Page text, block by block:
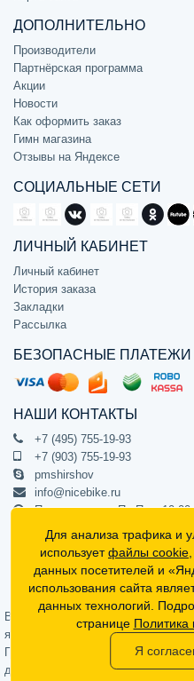
ДОПОЛНИТЕЛЬНО
Производители
Партнёрская программа
Акции
Новости
Как оформить заказ
Гимн магазина
Отзывы на Яндексе
СОЦИАЛЬНЫЕ СЕТИ
ЛИЧНЫЙ КАБИНЕТ
Личный кабинет
История заказа
Закладки
Рассылка
БЕЗОПАСНЫЕ ПЛАТЕЖИ
НАШИ КОНТАКТЫ
+7 (495) 755-19-93
+7 (903) 755-19-93
pmshirshov
info@nicebike.ru
Прием звонков Пн-Пт с 10:00
ПВЗ Пн-Пт с 10:00 до 20:00
г. Москва, ул. Барклая 13с1
подъезд 1, цокольный этаж, офис
Официальный интернет-
Вся информация на сайте носит
является публичной офертой
Гражданского кодекса РФ) и не
достоверную информацию о
Для анализа трафика и
используетфайлы cookie
данных посетителей и
использования сайта
данных технологий.
странице Политика
Я